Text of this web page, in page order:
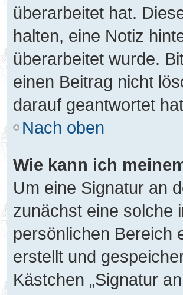
überarbeitet hat.
halten, eine Notiz
überarbeitet wurde.
einen Beitrag nicht
darauf geantwortet
Nach oben
Wie kann ich
Um eine Signatur an
zunächst eine solche
persönlichen Bereich
erstellt und
Kästchen „Signatur